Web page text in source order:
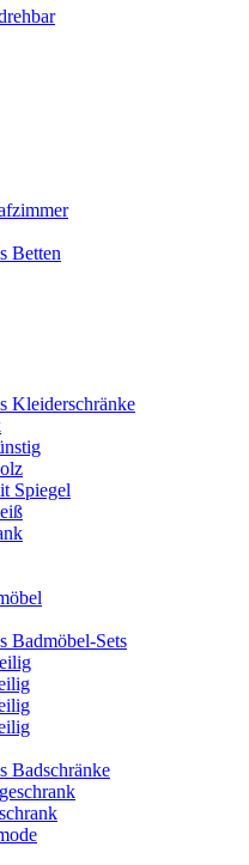
Betten
Kleiderschränke
Spiegel
Badmöbel-Sets
Badschränke